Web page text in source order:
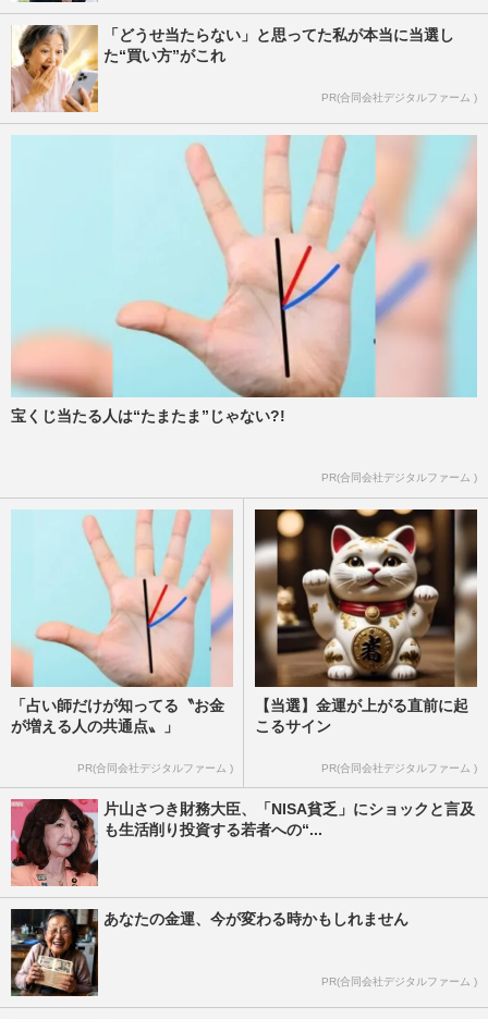
「どうせ当たらない」と思ってた私が本当に当選し
た“買い方”がこれ
PR(合同会社デジタルファーム )
宝くじ当たる人は“たまたま”じゃない?!
PR(合同会社デジタルファーム )
「占い師だけが知ってる〝お金
が増える人の共通点〟」
PR(合同会社デジタルファーム )
【当選】金運が上がる直前に起
こるサイン
PR(合同会社デジタルファーム )
片山さつき財務大臣、「NISA貧乏」にショックと言及
も生活削り投資する若者への“...
あなたの金運、今が変わる時かもしれません
PR(合同会社デジタルファーム )